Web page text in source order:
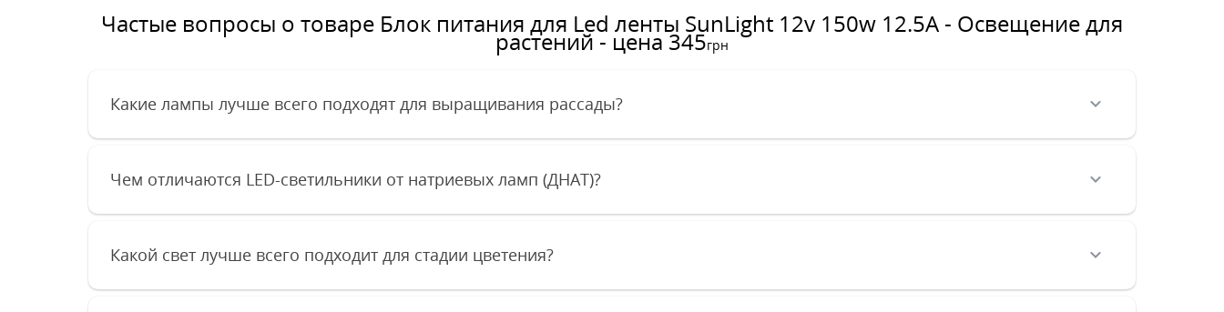
Частые вопросы о товаре Блок питания для Led ленты SunLight 12v 150w 12.5A - Освещение для
растений - цена 345грн
Какие лампы лучше всего подходят для выращивания рассады?
Чем отличаются LED-светильники от натриевых ламп (ДНАТ)?
Какой свет лучше всего подходит для стадии цветения?